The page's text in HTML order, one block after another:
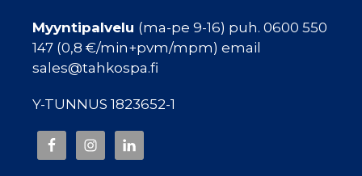
Myyntipalvelu (ma-pe 9-16) puh. 0600 550
147 (0,8 €/min+pvm/mpm) email
sales@tahkospa.fi
Y-TUNNUS 1823652-1